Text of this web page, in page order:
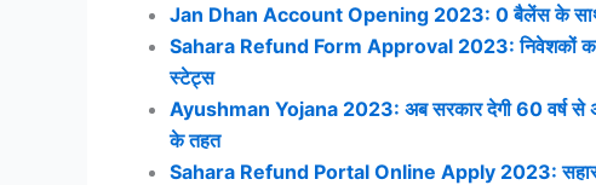
Jan Dhan Account Opening 2023: 0 बैलेंस के साथ
Sahara Refund Form Approval 2023: निवेशकों
स्टेट्स
Ayushman Yojana 2023: अब सरकार देगी 60 वर्ष से
के तहत
Sahara Refund Portal Online Apply 2023: